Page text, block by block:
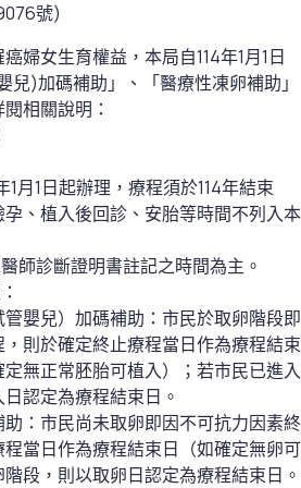
號)
婦女生育權益，本局自114年1月1日
)加碼補助」、「醫療性凍卵補助」
相關說明：
月1日起辦理，療程須於114年結束
、植入後回診、安胎等時間不列入本
診斷證明書註記之時間為主。
兒）加碼補助：市民於取卵階段即
則於確定終止療程當日作為療程結束
無正常胚胎可植入）；若市民已進入
認定為療程結束日。
市民尚未取卵即因不可抗力因素終
當日作為療程結束日（如確定無卵可
段，則以取卵日認定為療程結束日。